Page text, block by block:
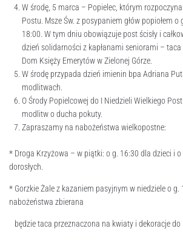
W środę, 5 marca – Popielec, którym
Postu. Msze Św. z posypaniem głów popiołem o
18:00. W tym dniu obowiązuje post ścisły i
dzień solidarności z kapłanami seniorami –
Dom Księży Emerytów w Zielonej Górze.
W środę przypada dzień imienin bpa Adriana
modlitwach.
O Środy Popielcowej do I Niedzieli Wielkiego
modlitw o ducha pokuty.
Zapraszamy na nabożeństwa wielkopostne:
* Droga Krzyżowa – w piątki: o g. 16:30 dla dzieci i o
dorosłych.
* Gorzkie Żale z kazaniem pasyjnym w niedziele o g.
nabożeństwa zbierana
będzie taca przeznaczona na kwiaty i dekoracje do